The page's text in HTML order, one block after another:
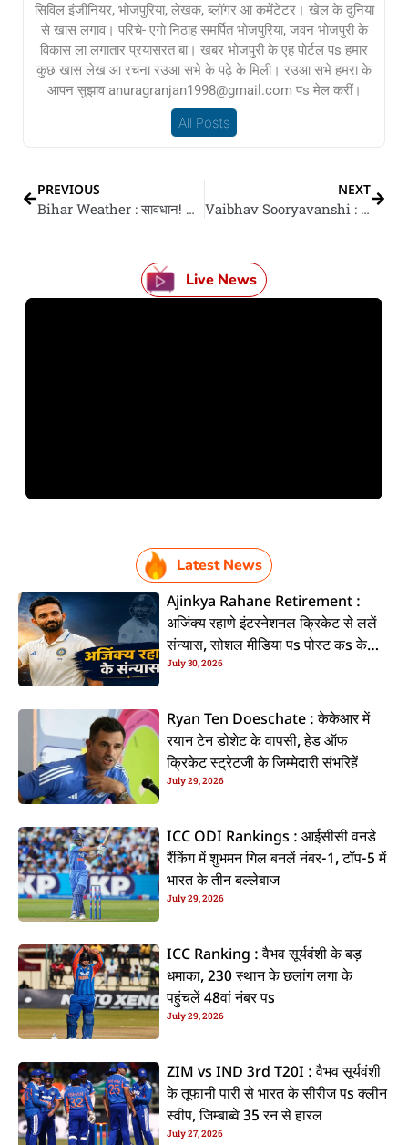
सिविल इंजीनियर, भोजपुरिया, लेखक, ब्लॉगर आ कमेंटेटर। खेल के दुनिया
से खास लगाव। परिचे- एगो निठाह समर्पित भोजपुरिया, जवन भोजपुरी के
विकास ला लगातार प्रयासरत बा। खबर भोजपुरी के एह पोर्टल पs हमार
कुछ खास लेख आ रचना रउआ सभे के पढ़े के मिली। रउआ सभे हमरा के
आपन सुझाव anuragranjan1998@gmail.com पs मेल करीं।
All Posts
PREVIOUS
Bihar Weather : सावधान! आज पूरा बिहार में आंधी-बरखा के रेड अलर्ट, ओलावृष्टि के संभावना, खराब मौसम से 9 लोगन के मौत
NEXT
Vaibhav Sooryavanshi : 15 बरिस के उमिर में दुनिया के चउका रहल बाड़ें वैभव सूर्यवंशी, फेर कइलें कमाल, मात्र 514 गेना में बनवलें ई रिकॉर्ड
Live News
Latest News
Ajinkya Rahane Retirement :
अजिंक्य रहाणे इंटरनेशनल क्रिकेट से ललें
संन्यास, सोशल मीडिया पs पोस्ट कs के
कइलें एलान
July 30, 2026
Ryan Ten Doeschate : केकेआर में
रयान टेन डोशेट के वापसी, हेड ऑफ
क्रिकेट स्ट्रेटजी के जिम्मेदारी संभरिहें
July 29, 2026
ICC ODI Rankings : आईसीसी वनडे
रैंकिंग में शुभमन गिल बनलें नंबर-1, टॉप-5 में
भारत के तीन बल्लेबाज
July 29, 2026
ICC Ranking : वैभव सूर्यवंशी के बड़
धमाका, 230 स्थान के छलांग लगा के
पहुंचलें 48वां नंबर पs
July 29, 2026
ZIM vs IND 3rd T20I : वैभव सूर्यवंशी
के तूफानी पारी से भारत के सीरीज पs क्लीन
स्वीप, जिम्बाब्वे 35 रन से हारल
July 27, 2026